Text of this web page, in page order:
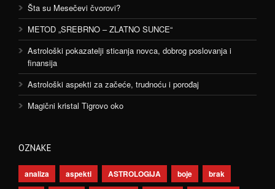
Šta su Mesečevi čvorovi?
METOD „SREBRNO – ZLATNO SUNCE“
Astrološki pokazatelji sticanja novca, dobrog poslovanja i
finansija
Astrološki aspekti za začeće, trudnoću i porođaj
Magični kristal Tigrovo oko
OZNAKE
analiza aspekti ASTROLOGIJA boje
brak